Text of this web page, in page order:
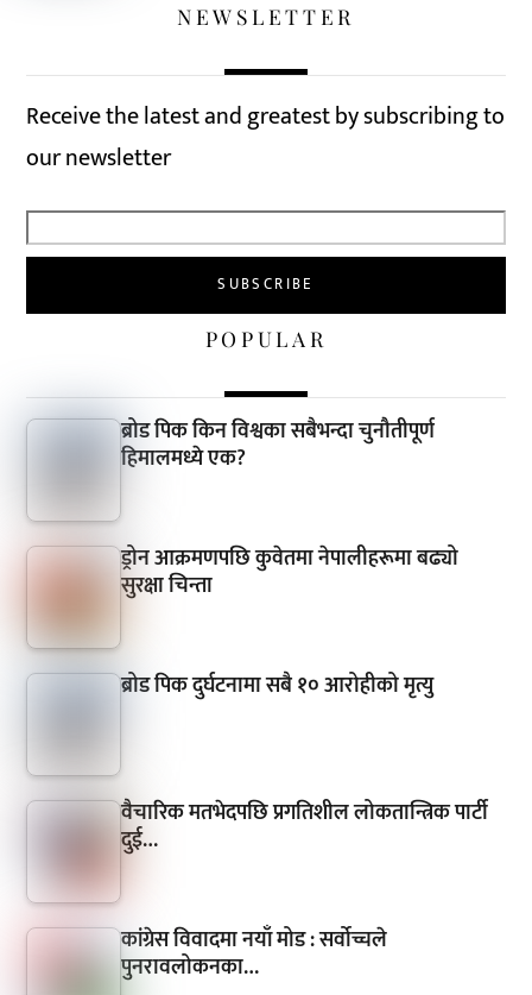
NEWSLETTER
Receive the latest and greatest by subscribing to
our newsletter
POPULAR
ब्रोड पिक किन विश्वका सबैभन्दा चुनौतीपूर्ण
हिमालमध्ये एक?
ड्रोन आक्रमणपछि कुवेतमा नेपालीहरूमा बढ्यो
सुरक्षा चिन्ता
ब्रोड पिक दुर्घटनामा सबै १० आरोहीको मृत्यु
वैचारिक मतभेदपछि प्रगतिशील लोकतान्त्रिक पार्टी
दुई…
कांग्रेस विवादमा नयाँ मोड : सर्वोच्चले
पुनरावलोकनका…